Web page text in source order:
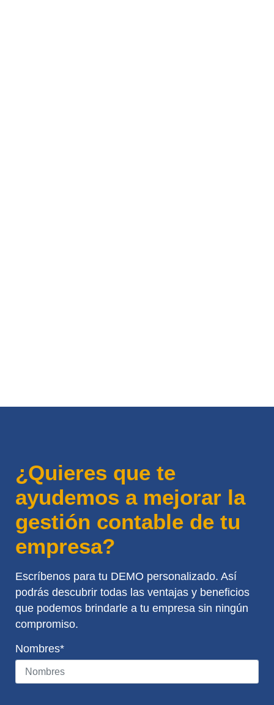
¿Quieres que te
ayudemos a mejorar la
gestión contable de tu
empresa?
Escríbenos para tu DEMO personalizado. Así
podrás descubrir todas las ventajas y beneficios
que podemos brindarle a tu empresa sin ningún
compromiso.
Nombres*